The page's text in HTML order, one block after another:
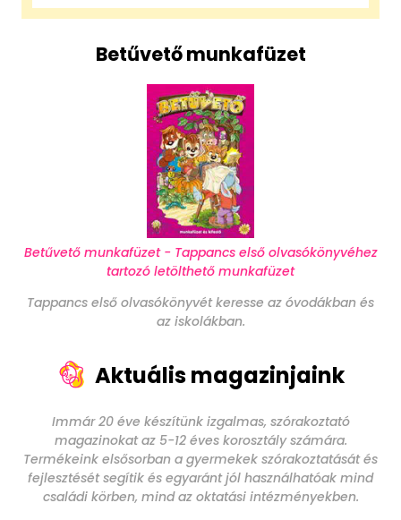
Betűvető munkafüzet
Betűvető munkafüzet - Tappancs első olvasókönyvéhez
tartozó letölthető munkafüzet
Tappancs első olvasókönyvét keresse az óvodákban és
az iskolákban.
Aktuális magazinjaink
Immár 20 éve készítünk izgalmas, szórakoztató
magazinokat az 5-12 éves korosztály számára.
Termékeink elsősorban a gyermekek szórakoztatását és
fejlesztését segítik és egyaránt jól használhatóak mind
családi körben, mind az oktatási intézményekben.